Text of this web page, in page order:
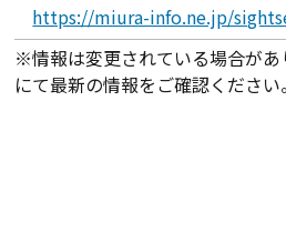
https://miura-info.ne.jp/
※情報は変更されている場合があ
にて最新の情報をご確認ください。